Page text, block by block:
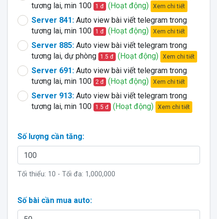
tương lai, min 100
1 đ (Hoạt động) Xem chi tiết
Server 841:Auto view bài viết telegram trong
tương lai, min 100
1 đ (Hoạt động) Xem chi tiết
Server 885:Auto view bài viết telegram trong
tương lai, dự phòng
1.5 đ (Hoạt động) Xem chi tiết
Server 691:Auto view bài viết telegram trong
tương lai, min 100
2 đ (Hoạt động) Xem chi tiết
Server 913:Auto view bài viết telegram trong
tương lai, min 100
1.5 đ (Hoạt động) Xem chi tiết
Số lượng cần tăng:
Tối thiểu: 10 - Tối đa: 1,000,000
Số bài cần mua auto: